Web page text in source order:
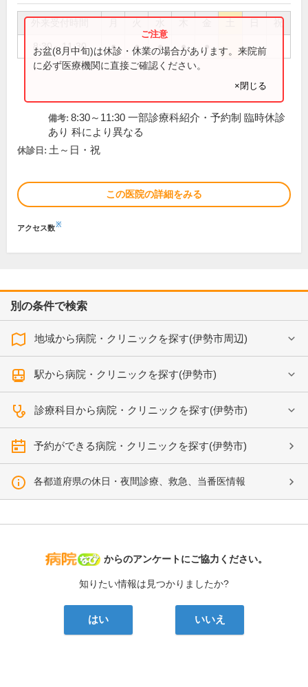
祝
8:30～11:30 ● ● ● ● ●
お盆(8月中旬)は休診・休業の場合があります。来院前
に必ず医療機関に直接ご確認ください。
×閉じる
備考: 8:30～11:30 一部診療科紹介・予約制 臨時休診
あり 科により異なる
休診日: 土～日・祝
この医院の詳細をみる
アクセス数※
別の条件で検索
地域から病院・クリニックを探す(伊勢市周辺)
駅から病院・クリニックを探す(伊勢市)
診療科目から病院・クリニックを探す(伊勢市)
予約ができる病院・クリニックを探す(伊勢市)
各都道府県の休日・夜間診療、救急、当番医情報
病院なび
からのアンケートにご協力ください。
知りたい情報は見つかりましたか?
はい いいえ